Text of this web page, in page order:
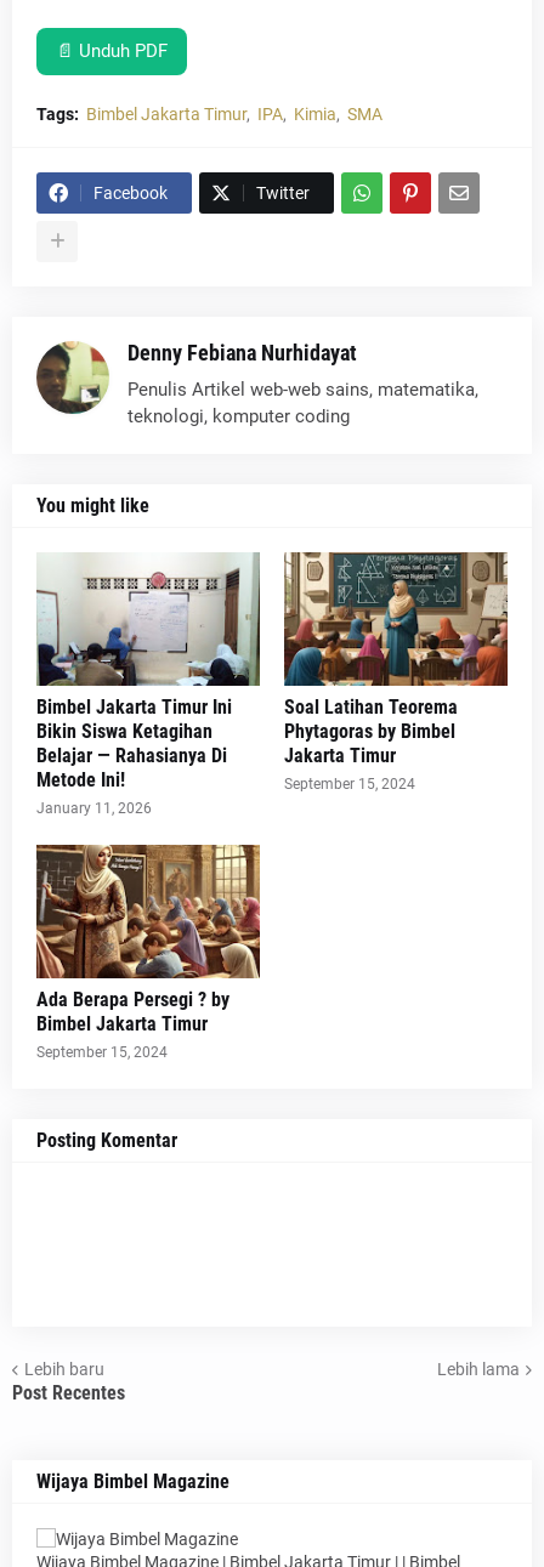
📄 Unduh PDF
Tags: Bimbel Jakarta Timur IPA Kimia SMA
Facebook Twitter
Denny Febiana Nurhidayat
Penulis Artikel web-web sains, matematika,
teknologi, komputer coding
You might like
Bimbel Jakarta Timur Ini
Bikin Siswa Ketagihan
Belajar — Rahasianya Di
Metode Ini!
January 11, 2026
Soal Latihan Teorema
Phytagoras by Bimbel
Jakarta Timur
September 15, 2024
Ada Berapa Persegi ? by
Bimbel Jakarta Timur
September 15, 2024
Posting Komentar
Lebih baru Lebih lama
Post Recentes
Wijaya Bimbel Magazine
Wijaya Bimbel Magazine | Bimbel Jakarta Timur | | Bimbel